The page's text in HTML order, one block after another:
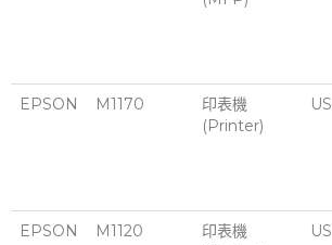
EPSON M1170
印表機
(Printer)
EPSON M1120
印表機